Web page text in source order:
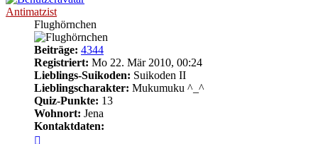
Antimatzist
Flughörnchen
Beiträge: 4344
Registriert: Mo 22. Mär 2010, 00:24
Lieblings-Suikoden: Suikoden II
Lieblingscharakter: Mukumuku ^_^
Quiz-Punkte: 13
Wohnort: Jena
Kontaktdaten: